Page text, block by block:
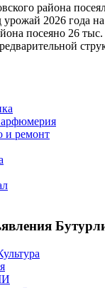
района
2026 года
посеяно 26
и ремонт